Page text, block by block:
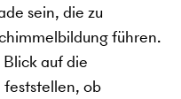
sein, die zu
führen.
auf die
feststellen, ob